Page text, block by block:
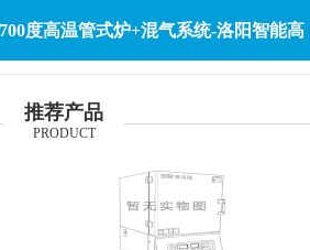
度高温管式炉+混气系统-洛阳智能高
推荐产品
PRODUCT